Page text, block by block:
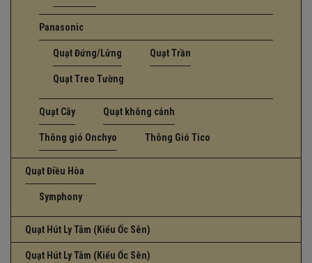
Panasonic
Quạt Đứng/Lửng Quạt Trần
Quạt Treo Tường
Quạt Cây Quạt không cánh
Thông gió Onchyo Thông Gió Tico
Quạt Điều Hòa
Symphony
Quạt Hút Ly Tâm (Kiểu Ốc Sên)
Quạt Hút Ly Tâm (Kiểu Ốc Sên)